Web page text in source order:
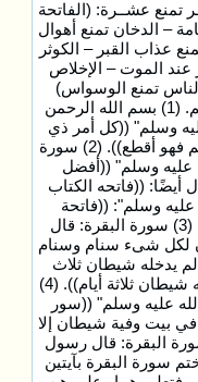
عشــرة: (الفاتحة
– الدخان تمنع أهوال
عذاب القبر – الكوثر
عند الموت – الإخلاص
تمنع الوسواس)
صدق رسول الله صلى الله عليه وسلم. (1) بسم الله الرحمن
وسلم" ((كل أمر ذي
بال لا يبدأ فيه ببسم الله الرحمن الرحيم فهو أقطع)). (2) سورة
عليه وسلم" ((أفضل
أيضًا: ((فاتحه الكتاب
وسلم": ((فاتحة
الكتاب أنزلت من كنز تحت العرش)). (3) سورة البقرة: قال
لكل شىء سنام وسنام
لم يدخله شيطان ثلاث
ليال، ومن قرأها فى بيته نهارًا لم يدخله شيطان ثلاثة أيام)). (4)
عليه وسلم" ((سور
في بيت وفية شيطان إلا
(5) خواتيم سورة البقرة: قال رسول
سورة البقرة بآيتين